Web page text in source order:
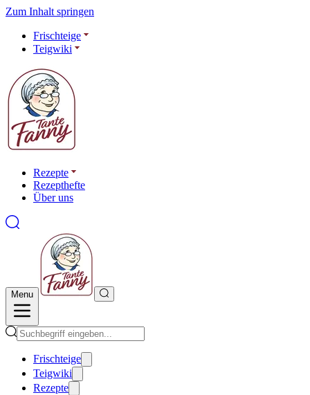
Zum Inhalt springen
Frischteige
Teigwiki
Rezepte
Rezepthefte
Über uns
Menu
Frischteige
Teigwiki
Rezepte